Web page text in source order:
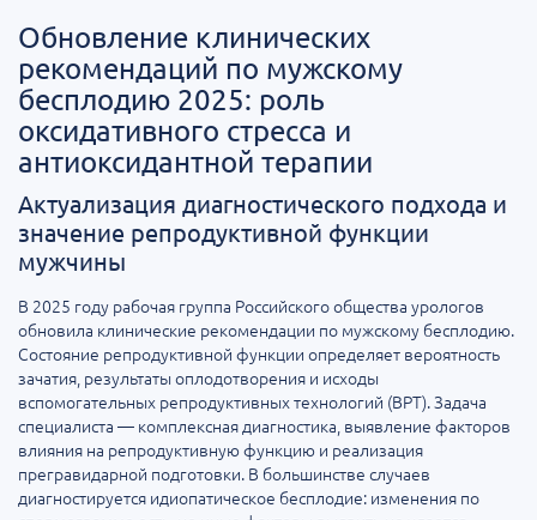
Обновление клинических
рекомендаций по мужскому
бесплодию 2025: роль
оксидативного стресса и
антиоксидантной терапии
Актуализация диагностического подхода и
значение репродуктивной функции
мужчины
В 2025 году рабочая группа Российского общества урологов
обновила клинические рекомендации по мужскому бесплодию.
Состояние репродуктивной функции определяет вероятность
зачатия, результаты оплодотворения и исходы
вспомогательных репродуктивных технологий (ВРТ). Задача
специалиста — комплексная диагностика, выявление факторов
влияния на репродуктивную функцию и реализация
прегравидарной подготовки. В большинстве случаев
диагностируется идиопатическое бесплодие: изменения по